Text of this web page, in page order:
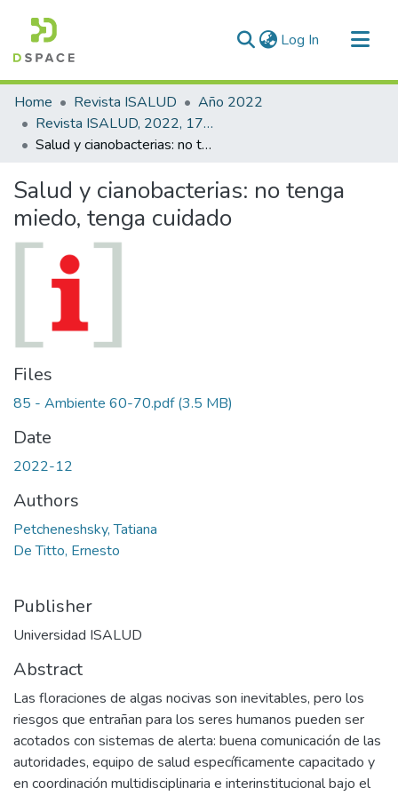
Log In (current)
Communities & Collections
All of DSpace
Statistics
Home Revista ISALUD
Año 2022
Revista ISALUD, 2022, 17(85)
Salud y cianobacterias: no tenga miedo, tenga cuidado
Salud y cianobacterias: no tenga
miedo, tenga cuidado
Files
85 - Ambiente 60-70.pdf(3.5 MB)
Date
2022-12
Authors
Petcheneshsky, Tatiana
De Titto, Ernesto
Publisher
Universidad ISALUD
Abstract
Las floraciones de algas nocivas son inevitables, pero los
riesgos que entrañan para los seres humanos pueden ser
acotados con sistemas de alerta: buena comunicación de las
autoridades, equipo de salud específicamente capacitado y
en coordinación multidisciplinaria e interinstitucional bajo el